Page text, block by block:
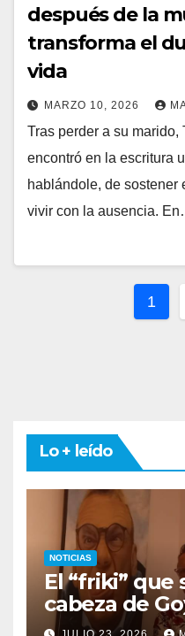
después de la
transforma el
vida
MARZO 10, 2026
Tras perder a su marido,
encontró en la escritura
hablándole, de sostener
vivir con la ausencia.
1
Lo + leído
NOTICIAS
El “friki” que
cabeza de
descubrir